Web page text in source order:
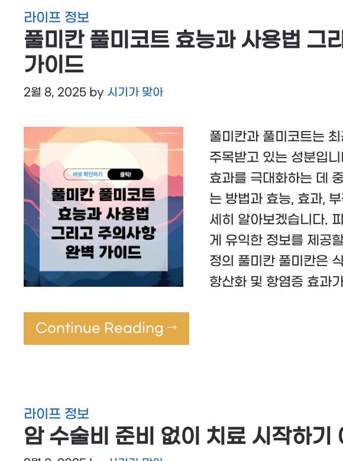
라이프 정보
풀미칸 풀미코트 효능과 사용법 그
가이드
2월 8, 2025 by 시기가 맞아
풀미칸과 풀미코트는
주목받고 있는 성분입
효과를 극대화하는 데
는 방법과 효능, 효과,
세히 알아보겠습니다.
게 유익한 정보를 제공
정의 풀미칸 풀미칸은
항산화 및 항염증 효과
Continue Reading →
라이프 정보
암 수술비 준비 없이 치료 시작하기